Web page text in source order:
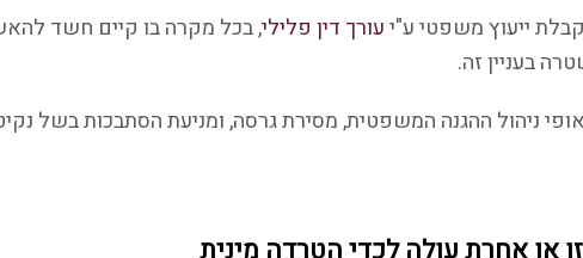
ייעוץ משפטי ע"יעורך דין פלילי,בכל מקרה בו קיים חשד
בעניין זה.
ניהול ההגנה המשפטית, מסירת גרסה, ומניעת הסתבכות בשל